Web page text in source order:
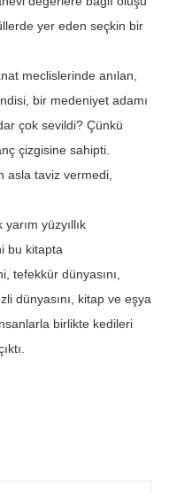
yer eden seçkin bir
meclislerinde anılan,
bir medeniyet adamı
çok sevildi? Çünkü
çizgisine sahipti.
asla taviz vermedi,
yüzyıllık
bu kitapta
tefekkür dünyasını,
dünyasını, kitap ve eşya
birlikte kedileri